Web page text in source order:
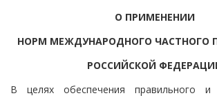
О ПРИМЕНЕНИИ
НОРМ МЕЖДУНАРОДНОГО ЧАСТНОГО
РОССИЙСКОЙ
В целях обеспечения правильного и